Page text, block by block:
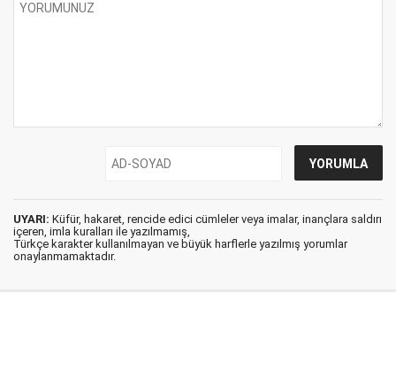
UYARI: Küfür, hakaret, rencide edici cümleler veya imalar, inançlara saldırı
içeren, imla kuralları ile yazılmamış,
Türkçe karakter kullanılmayan ve büyük harflerle yazılmış yorumlar
onaylanmamaktadır.